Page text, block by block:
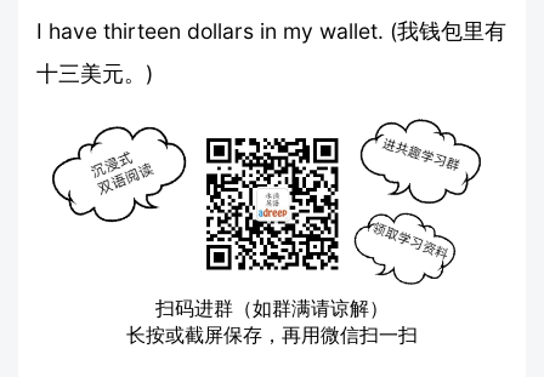
I have thirteen dollars in my wallet. (我钱包里有
十三美元。)
扫码进群（如群满请谅解）
长按或截屏保存，再用微信扫一扫